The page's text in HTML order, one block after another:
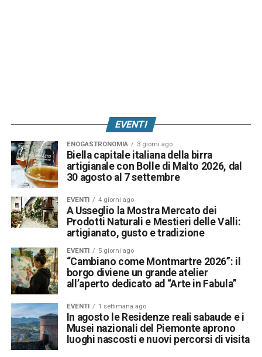
EVENTI
ENOGASTRONOMIA 3 giorni ago
Biella capitale italiana della birra
artigianale con Bolle di Malto 2026, dal
30 agosto al 7 settembre
EVENTI 4 giorni ago
A Usseglio la Mostra Mercato dei
Prodotti Naturali e Mestieri delle Valli:
artigianato, gusto e tradizione
EVENTI 5 giorni ago
“Cambiano come Montmartre 2026”: il
borgo diviene un grande atelier
all’aperto dedicato ad “Arte in Fabula”
EVENTI 1 settimana ago
In agosto le Residenze reali sabaude e i
Musei nazionali del Piemonte aprono
luoghi nascosti e nuovi percorsi di visita